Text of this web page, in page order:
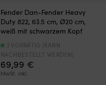
Fender Dan-Fender Heavy
Duty 822, 63.5 cm, Ø20 cm,
weiß mit schwarzem Kopf
69,99 €
MwSt. inkl.
3 VORRÄTIG (KANN
NACHBESTELLT WERDEN)